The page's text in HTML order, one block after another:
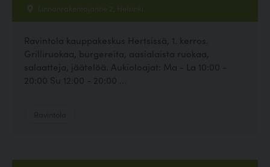
Linnanrakentajantie 2, Helsinki
Ravintola kauppakeskus Hertsissä, 1. kerros.
Grilliruokaa, burgereita, aasialaista ruokaa,
salaatteja, jäätelöä. Aukioloajat: Ma - La 10:00 -
20:00 Su 12:00 - 20:00 ...